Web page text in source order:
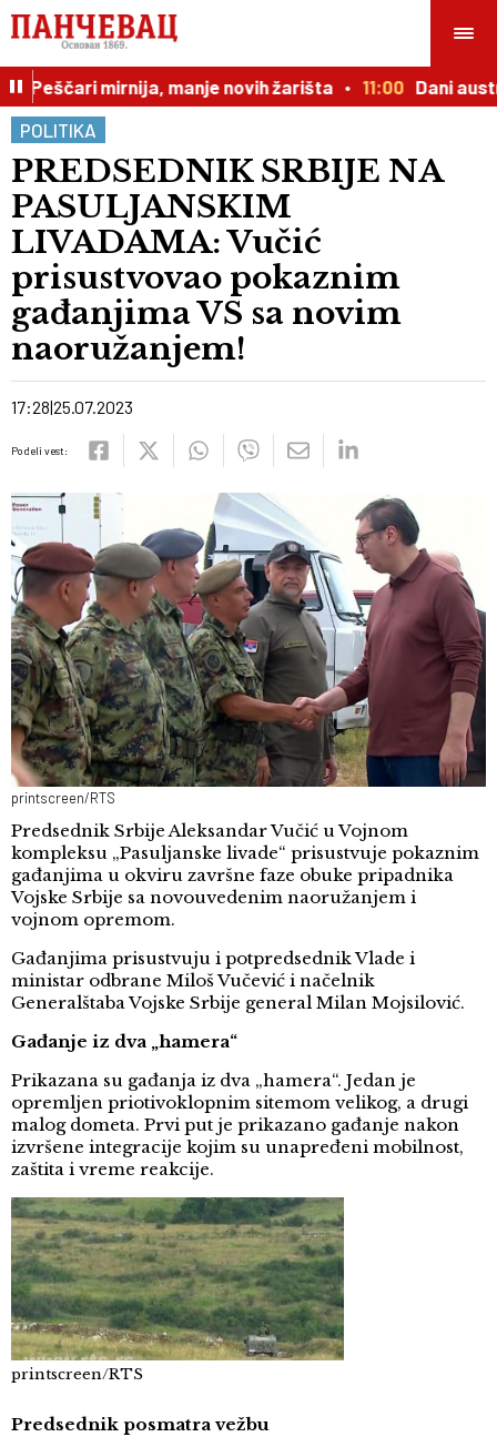
mirnija, manje novih žarišta 11:00 Dani
POLITIKA
PREDSEDNIK SRBIJE NA
PASULJANSKIM
LIVADAMA: Vučić
prisustvovao pokaznim
gađanjima VS sa novim
naoružanjem!
17:28 25.07.2023
Podeli vest:
printscreen/RTS
Predsednik Srbije Aleksandar Vučić u Vojnom
kompleksu „Pasuljanske livade“ prisustvuje pokaznim
gađanjima u okviru završne faze obuke pripadnika
Vojske Srbije sa novouvedenim naoružanjem i
vojnom opremom.
Gađanjima prisustvuju i potpredsednik Vlade i
ministar odbrane Miloš Vučević i načelnik
Generalštaba Vojske Srbije general Milan Mojsilović.
Gađanje iz dva „hamera“
Prikazana su gađanja iz dva „hamera“. Jedan je
opremljen priotivoklopnim sitemom velikog, a drugi
malog dometa. Prvi put je prikazano gađanje nakon
izvršene integracije kojim su unapređeni mobilnost,
zaštita i vreme reakcije.
printscreen/RTS
Predsednik posmatra vežbu